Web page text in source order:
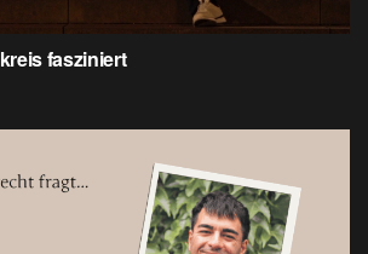
fasziniert